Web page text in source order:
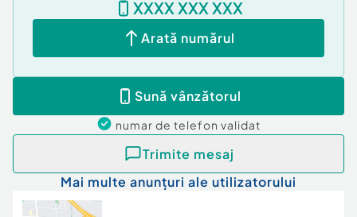
vorbi pe limba ta, sunt aici cu drag pentru orice
întrebare: 0749 217 907.
Număr Băi:2
Posibilitate parcare: Nu
Curent
Apă
Încălzire
XXXX XXX XXX
Arată numărul
Sună vânzătorul
numar de telefon validat
Trimite mesaj
Mai multe anunțuri ale utilizatorului